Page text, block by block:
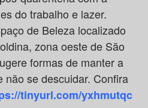
do trabalho e lazer.
de Beleza localizado
zona oeste de São
formas de manter a
não se descuidar. Confira
tinyurl.com/yxhmutqc